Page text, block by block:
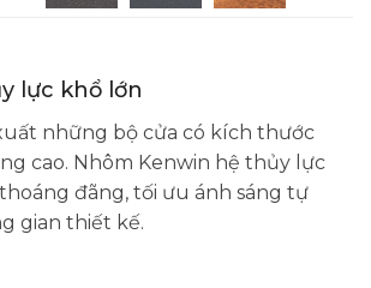
lực khổ lớn
những bộ cửa có kích thước
cao. Nhôm Kenwin hệ thủy lực
đãng, tối ưu ánh sáng tự
gian thiết kế.